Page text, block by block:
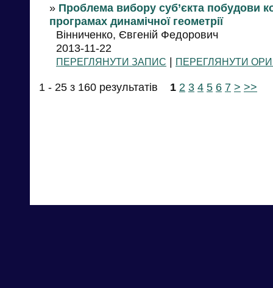
» Проблема вибору суб’єкта побудови
програмах динамічної геометрії
Вінниченко, Євгеній Федорович
2013-11-22
ПЕРЕГЛЯНУТИ ЗАПИС | ПЕРЕГЛЯНУТИ
1 - 25 з 160 результатів 1 2 3 4 5 6 7 > >>